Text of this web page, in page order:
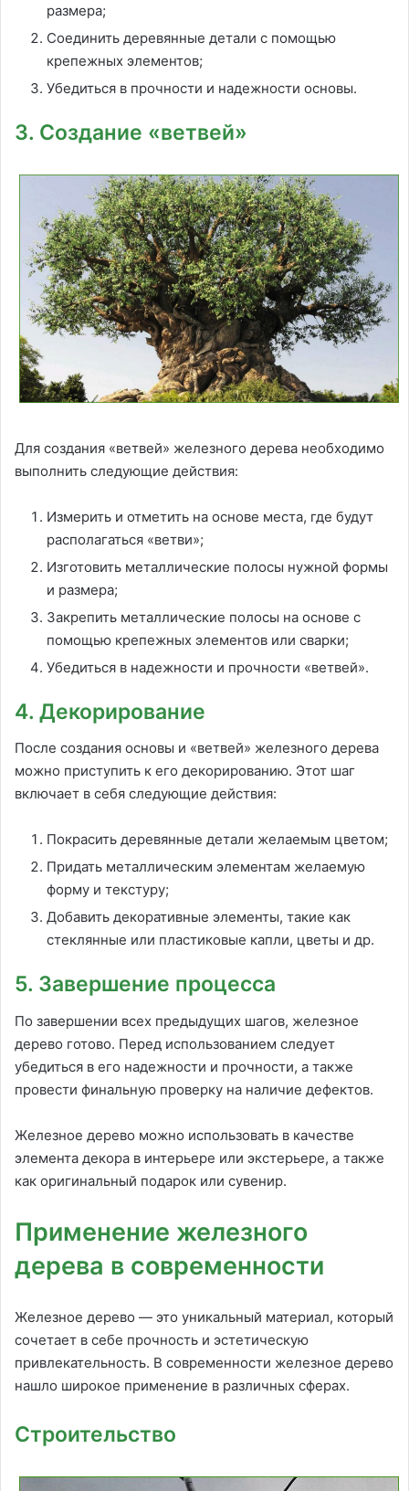
размера;
Соединить деревянные детали с помощью
крепежных элементов;
Убедиться в прочности и надежности основы.
3. Создание «ветвей»
Для создания «ветвей» железного дерева необходимо
выполнить следующие действия:
Измерить и отметить на основе места, где будут
располагаться «ветви»;
Изготовить металлические полосы нужной формы
и размера;
Закрепить металлические полосы на основе с
помощью крепежных элементов или сварки;
Убедиться в надежности и прочности «ветвей».
4. Декорирование
После создания основы и «ветвей» железного дерева
можно приступить к его декорированию. Этот шаг
включает в себя следующие действия:
Покрасить деревянные детали желаемым цветом;
Придать металлическим элементам желаемую
форму и текстуру;
Добавить декоративные элементы, такие как
стеклянные или пластиковые капли, цветы и др.
5. Завершение процесса
По завершении всех предыдущих шагов, железное
дерево готово. Перед использованием следует
убедиться в его надежности и прочности, а также
провести финальную проверку на наличие дефектов.
Железное дерево можно использовать в качестве
элемента декора в интерьере или экстерьере, а также
как оригинальный подарок или сувенир.
Применение железного
дерева в современности
Железное дерево — это уникальный материал, который
сочетает в себе прочность и эстетическую
привлекательность. В современности железное дерево
нашло широкое применение в различных сферах.
Строительство